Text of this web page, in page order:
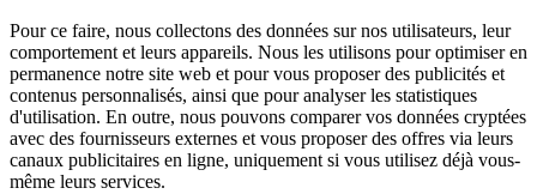
Pour ce faire, nous collectons des données sur nos utilisateurs, leur
comportement et leurs appareils. Nous les utilisons pour optimiser en
permanence notre site web et pour vous proposer des publicités et
contenus personnalisés, ainsi que pour analyser les statistiques
d'utilisation. En outre, nous pouvons comparer vos données cryptées
avec des fournisseurs externes et vous proposer des offres via leurs
canaux publicitaires en ligne, uniquement si vous utilisez déjà vous-
même leurs services.